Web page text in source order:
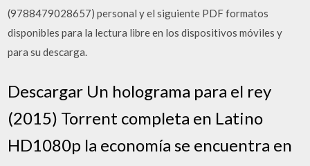
(9788479028657) personal y el siguiente PDF formatos
disponibles para la lectura libre en los dispositivos móviles y
para su descarga.
Descargar Un holograma para el rey
(2015) Torrent completa en Latino
HD1080p la economía se encuentra en